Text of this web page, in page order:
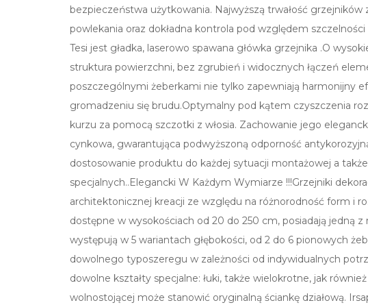
bezpieczeństwa użytkowania. Najwyższą trwałość
powlekania oraz dokładna kontrola pod względem
Tesi jest gładka, laserowo spawana główka grzejnika .O
struktura powierzchni, bez zgrubień i widocznych łączeń
poszczególnymi żeberkami nie tylko zapewniają harmonijny
gromadzeniu się brudu.Optymalny pod kątem czyszczenia
kurzu za pomocą szczotki z włosia. Zachowanie jego
cynkowa, gwarantująca podwyższoną odporność
dostosowanie produktu do każdej sytuacji montażowej a
specjalnych..Elegancki W Każdym Wymiarze !!!Grzejniki
architektonicznej kreacji ze względu na różnorodność form i
dostępne w wysokościach od 20 do 250 cm, posiadają jedną
występują w 5 wariantach głębokości, od 2 do 6 pionowych
dowolnego typoszeregu w zależności od indywidualnych
dowolne kształty specjalne: łuki, także wielokrotne, jak
wolnostojącej może stanowić oryginalną ściankę działową.